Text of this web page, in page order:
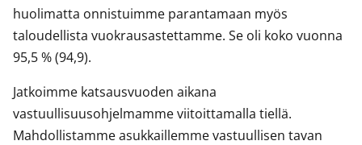
huolimatta onnistuimme parantamaan myös
taloudellista vuokrausastettamme. Se oli koko vuonna
95,5 % (94,9).
Jatkoimme katsausvuoden aikana
vastuullisuusohjelmamme viitoittamalla tiellä.
Mahdollistamme asukkaillemme vastuullisen tavan